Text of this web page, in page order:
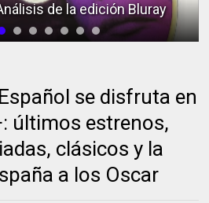
de la edición Bluray
se disfruta en
últimos estrenos,
clásicos y la
a los Oscar